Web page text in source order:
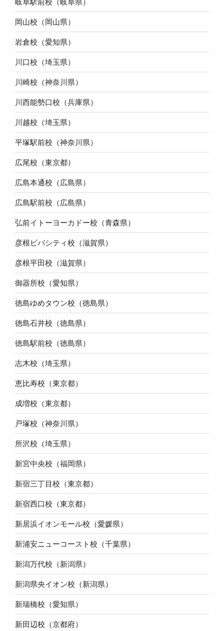
岡山校（岡山県）
岩倉校（愛知県）
川口校（埼玉県）
川崎校（神奈川県）
川西能勢口校（兵庫県）
川越校（埼玉県）
平塚駅前校（神奈川県）
広尾校（東京都）
広島本通校（広島県）
広島駅前校（広島県）
弘前イトーヨーカドー校（青森県）
彦根ビバシティ校（滋賀県）
彦根平田校（滋賀県）
御器所校（愛知県）
徳島ゆめタウン校（徳島県）
徳島石井校（徳島県）
徳島駅前校（徳島県）
志木校（埼玉県）
恵比寿校（東京都）
成増校（東京都）
戸塚校（神奈川県）
所沢校（埼玉県）
新宮中央校（福岡県）
新宿三丁目校（東京都）
新宿西口校（東京都）
新居浜イオンモール校（愛媛県）
新浦安ニューコースト校（千葉県）
新潟万代校（新潟県）
新潟県央イオン校（新潟県）
新瑞橋校（愛知県）
新田辺校（京都府）